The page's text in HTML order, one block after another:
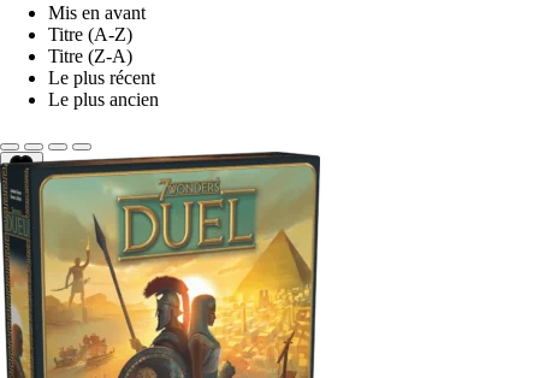
Mis en avant
Titre (A-Z)
Titre (Z-A)
Le plus récent
Le plus ancien